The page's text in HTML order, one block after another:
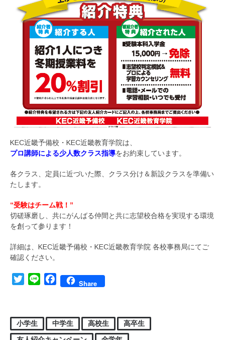
KEC近畿予備校・KEC近畿教育学院は、
プロ講師による少人数クラス指導をお約束しています。
各クラス、定員に近づいた際、クラス分け＆新設クラスを準備い
たします。
“受験はチーム戦！”
切磋琢磨し、共にがんばる仲間と共に志望校合格を実現する環境
を創って参ります！
詳細は、KEC近畿予備校・KEC近畿教育学院 各校事務局にてご
確認ください。
TwitterLine FacebookShare
小学生 中学生 高校生
高卒生